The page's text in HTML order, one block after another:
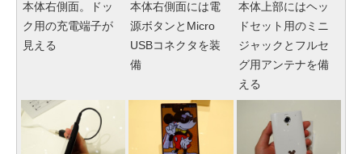
本体右側面。ドッ
ク用の充電端子が
見える
本体右側面には電
源ボタンとMicro
USBコネクタを装
備
本体上部にはヘッ
ドセット用のミニ
ジャックとフルセ
グ用アンテナを備
える